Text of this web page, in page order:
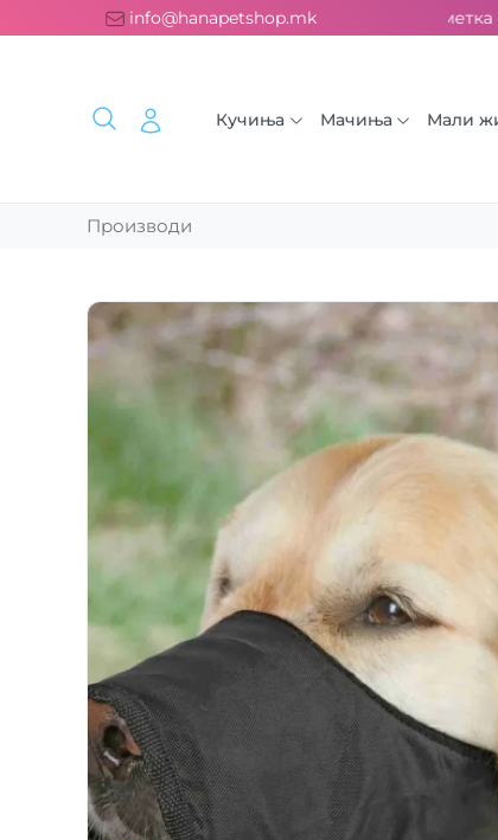
info@hanapetshop.mk
испорака над 2000 ден. ››› 2% од секоја сметка
Кучиња Мачиња Мали
Производи